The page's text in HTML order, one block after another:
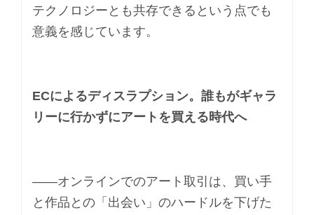
テクノロジーとも共存できるという点でも
意義を感じています。
ECによるディスラプション。誰もがギャラ
リーに行かずにアートを買える時代へ
――オンラインでのアート取引は、買い手
と作品との「出会い」のハードルを下げた